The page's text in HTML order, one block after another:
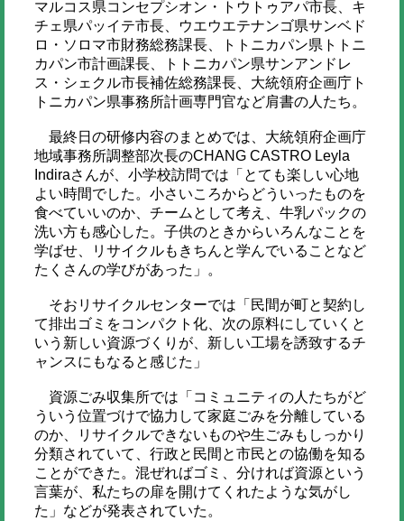
マルコス県コンセプシオン・トウトゥアパ市長、キ
チェ県パッイテ市長、ウエウエテナンゴ県サンベド
ロ・ソロマ市財務総務課長、トトニカパン県トトニ
カパン市計画課長、トトニカパン県サンアンドレ
ス・シェクル市長補佐総務課長、大統領府企画庁ト
トニカパン県事務所計画専門官など肩書の人たち。
最終日の研修内容のまとめでは、大統領府企画庁
地域事務所調整部次長のCHANG CASTRO Leyla
Indiraさんが、小学校訪問では「とても楽しい心地
よい時間でした。小さいころからどういったものを
食べていいのか、チームとして考え、牛乳パックの
洗い方も感心した。子供のときからいろんなことを
学ばせ、リサイクルもきちんと学んでいることなど
たくさんの学びがあった」。
そおリサイクルセンターでは「民間が町と契約し
て排出ゴミをコンパクト化、次の原料にしていくと
いう新しい資源づくりが、新しい工場を誘致するチ
ャンスにもなると感じた」
資源ごみ収集所では「コミュニティの人たちがど
ういう位置づけで協力して家庭ごみを分離している
のか、リサイクルできないものや生ごみもしっかり
分類されていて、行政と民間と市民との協働を知る
ことができた。混ぜればゴミ、分ければ資源という
言葉が、私たちの扉を開けてくれたような気がし
た」などが発表されていた。